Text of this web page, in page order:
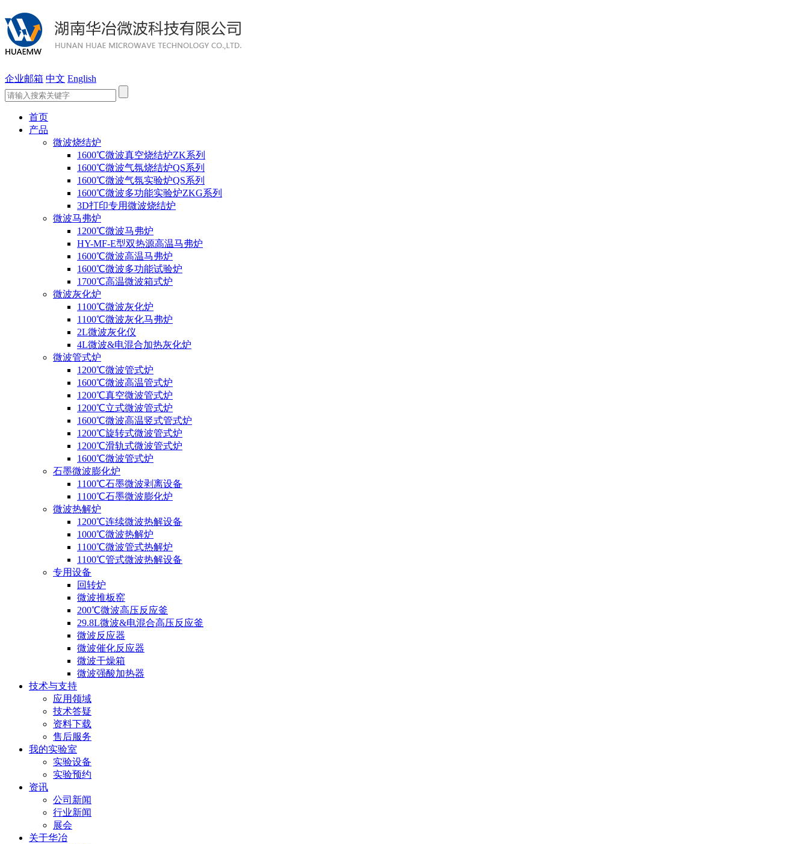
企业邮箱 中文 English
首页
产品
微波烧结炉
1600℃微波真空烧结炉ZK系列
1600℃微波气氛烧结炉QS系列
1600℃微波气氛实验炉QS系列
1600℃微波多功能实验炉ZKG系列
3D打印专用微波烧结炉
微波马弗炉
1200℃微波马弗炉
HY-MF-E型双热源高温马弗炉
1600℃微波高温马弗炉
1600℃微波多功能试验炉
1700℃高温微波箱式炉
微波灰化炉
1100℃微波灰化炉
1100℃微波灰化马弗炉
2L微波灰化仪
4L微波&电混合加热灰化炉
微波管式炉
1200℃微波管式炉
1600℃微波高温管式炉
1200℃真空微波管式炉
1200℃立式微波管式炉
1600℃微波高温竖式管式炉
1200℃旋转式微波管式炉
1200℃滑轨式微波管式炉
1600℃微波管式炉
石墨微波膨化炉
1100℃石墨微波剥离设备
1100℃石墨微波膨化炉
微波热解炉
1200℃连续微波热解设备
1000℃微波热解炉
1100℃微波管式热解炉
1100℃管式微波热解设备
专用设备
回转炉
微波推板窑
200℃微波高压反应釜
29.8L微波&电混合高压反应釜
微波反应器
微波催化反应器
微波干燥箱
微波强酸加热器
技术与支持
应用领域
技术答疑
资料下载
售后服务
我的实验室
实验设备
实验预约
资讯
公司新闻
行业新闻
展会
关于华冶